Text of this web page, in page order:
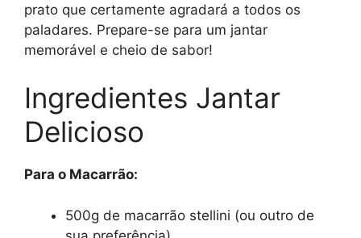
prato que certamente agradará a todos os
paladares. Prepare-se para um jantar
memorável e cheio de sabor!
Ingredientes Jantar
Delicioso
Para o Macarrão:
500g de macarrão stellini (ou outro de